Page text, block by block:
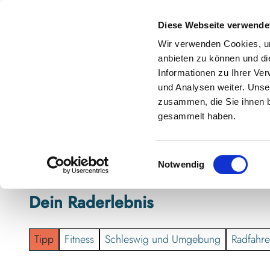
Diese Webseite
Wir verwenden Cookies,
anbieten zu können und
Informationen zu Ihrer
und Analysen weiter.
zusammen, die Sie ihnen
gesammelt haben.
i
l
l
Notwendig
Menü Buchen
Dein Raderlebnis
Tipp Fitness Schleswig und Umgebung